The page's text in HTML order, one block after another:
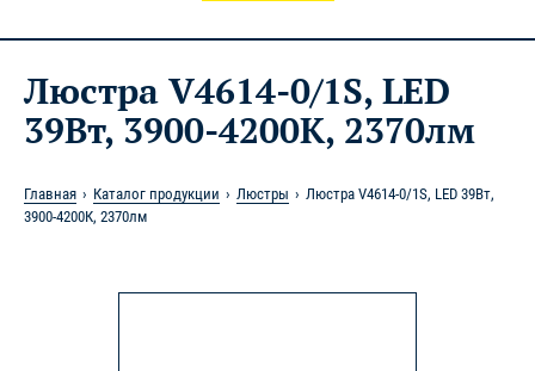
Люстра V4614-0/1S, LED
39Вт, 3900-4200К, 2370лм
Главная Каталог продукции Люстры
Люстра V4614-0/1S, LED 39Вт,
3900-4200К, 2370лм